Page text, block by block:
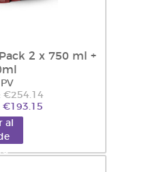
2 x 750 ml +
€254.14
€193.15
al